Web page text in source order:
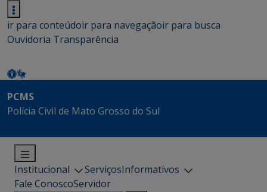
ir para conteúdoir para navegaçãoir para busca
Ouvidoria Transparência
PCMS
Polícia Civil de Mato Grosso do Sul
Institucional ServiçosInformativos
Fale ConoscoServidor